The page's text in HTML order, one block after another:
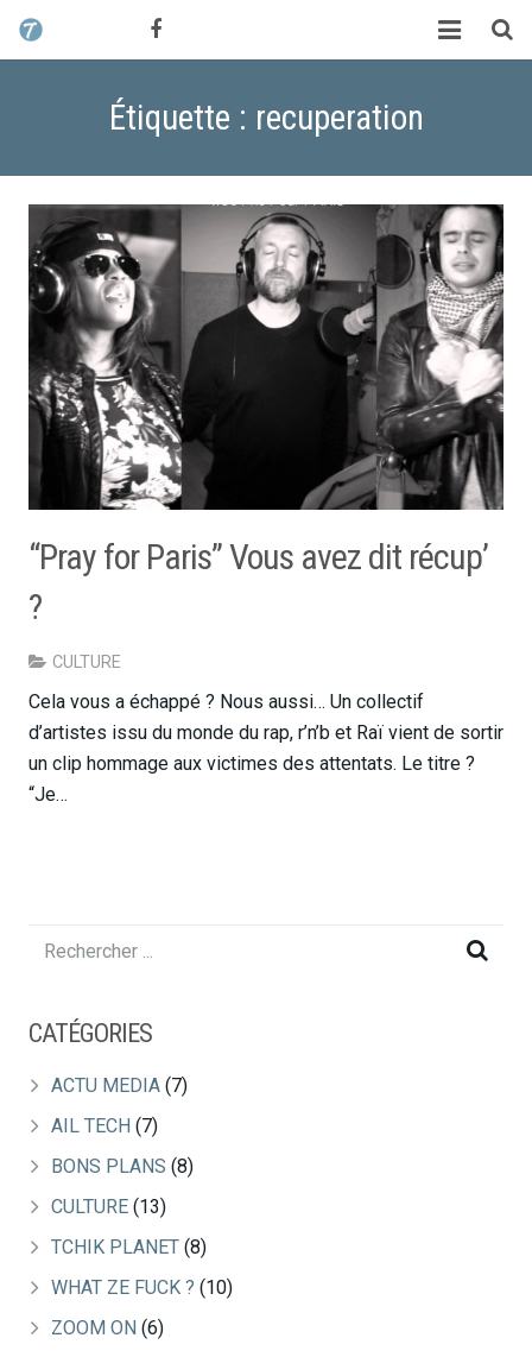
WORK
MAG
ALEX HALIMI
Étiquette : recuperation
“Pray for Paris” Vous avez dit récup’
?
CULTURE
Cela vous a échappé ? Nous aussi… Un collectif
d’artistes issu du monde du rap, r’n’b et Raï vient de sortir
un clip hommage aux victimes des attentats. Le titre ?
“Je…
CATÉGORIES
ACTU MEDIA (7)
AIL TECH (7)
BONS PLANS (8)
CULTURE (13)
TCHIK PLANET (8)
WHAT ZE FUCK ? (10)
ZOOM ON (6)